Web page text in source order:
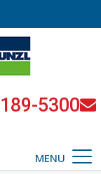
5300
MENU